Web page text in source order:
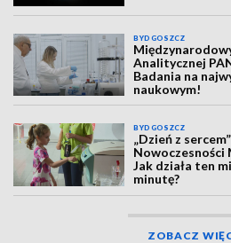
BYDGOSZCZ
Analitycznej
Badania na
naukowym!
BYDGOSZCZ
„Dzień z
Nowoczesności
Jak działa ten
minutę?
ZOBACZ